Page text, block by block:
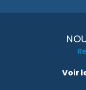
Voir